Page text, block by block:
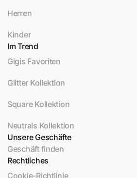
Herren
Kinder
Im Trend
Gigis Favoriten
Glitter Kollektion
Square Kollektion
Neutrals Kollektion
Unsere Geschäfte
Geschäft finden
Rechtliches
Cookie-Richtlinie